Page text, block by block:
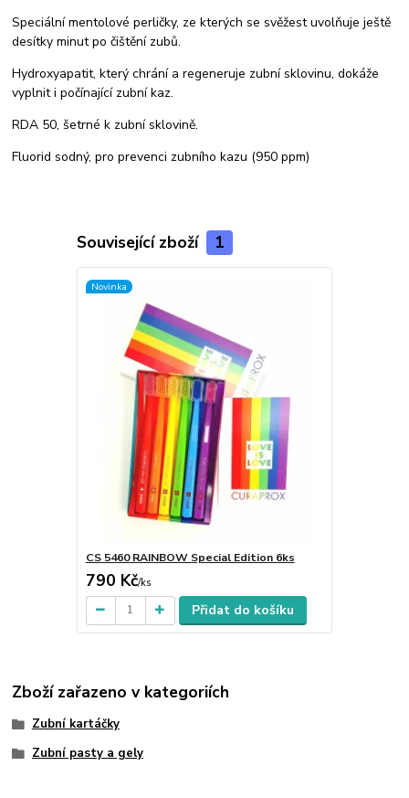
Speciální mentolové perličky, ze kterých se svěžest uvolňuje ještě
desítky minut po čištění zubů.
Hydroxyapatit, který chrání a regeneruje zubní sklovinu, dokáže
vyplnit i počínající zubní kaz.
RDA 50, šetrné k zubní sklovině.
Fluorid sodný, pro prevenci zubního kazu (950 ppm)
Související zboží 1
Novinka
CS 5460 RAINBOW Special Edition 6ks
790 Kč/ks
Přidat do košíku
Zboží zařazeno v kategoriích
Zubní kartáčky
Zubní pasty a gely